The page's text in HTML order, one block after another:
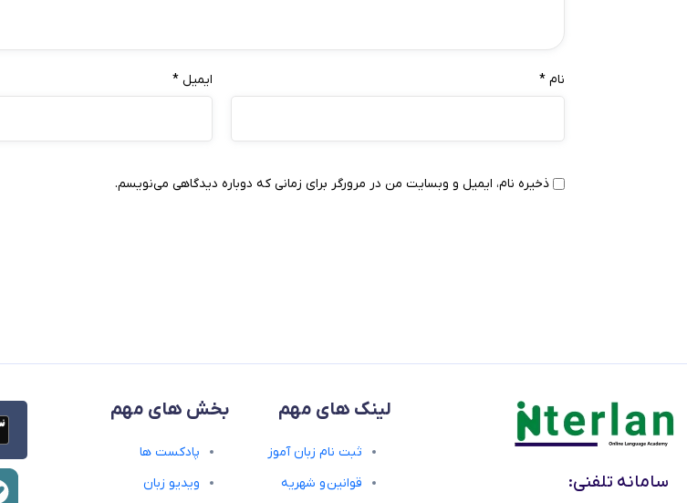
نام * ایمیل*
ذخیره نام، ایمیل و وبسایت من در مرورگر برای زمانی که دوباره دیدگاهی می‌نویسم.
سامانه تلفنی:
لینک های مهم
ثبت نام زبان آموز
قوانین و شهریه
بخش های مهم
پادکست ها
ویدیو زبان